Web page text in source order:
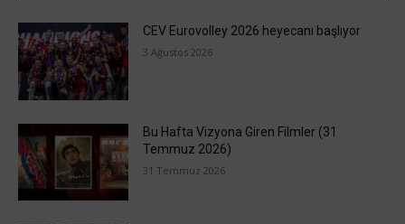
CEV Eurovolley 2026 heyecanı başlıyor
3 Ağustos 2026
Bu Hafta Vizyona Giren Filmler (31
Temmuz 2026)
31 Temmuz 2026